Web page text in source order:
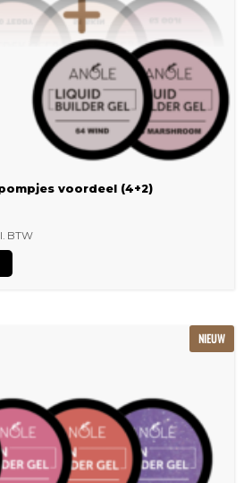
voordeel (4+2)
BTW
NIEUW